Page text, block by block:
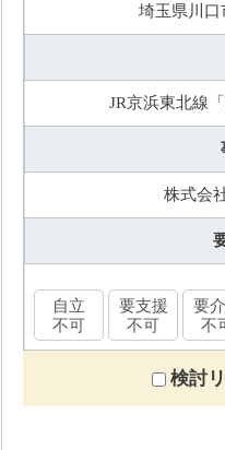
埼玉県川口
JR京浜東北線
株式会
自立
不可
要支援
不可
要
不
検討